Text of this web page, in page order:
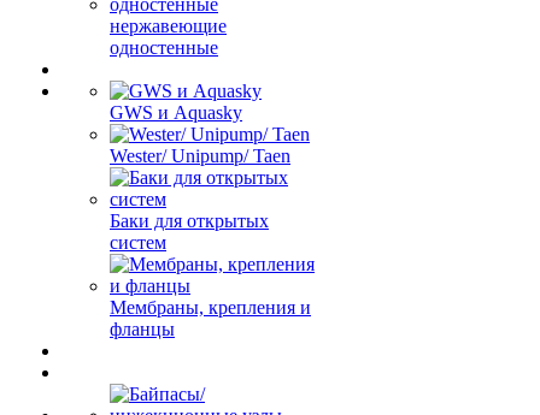
нержавеющие
одностенные
GWS и Aquasky
Wester/ Unipump/ Taen
Баки для открытых
систем
Мембраны, крепления и
фланцы